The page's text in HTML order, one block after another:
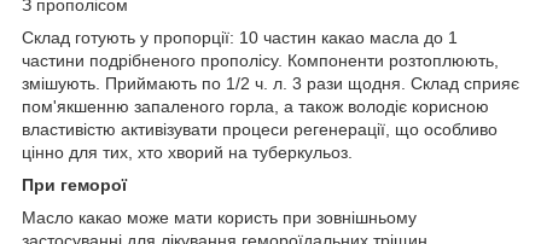
З прополісом
Склад готують у пропорції: 10 частин какао масла до 1
частини подрібненого прополісу. Компоненти розтоплюють,
змішують. Приймають по 1/2 ч. л. 3 рази щодня. Склад сприяє
пом'якшенню запаленого горла, а також володіє корисною
властивістю активізувати процеси регенерації, що особливо
цінно для тих, хто хворий на туберкульоз.
При геморої
Масло какао може мати користь при зовнішньому
застосуванні для лікування гемороїдальних тріщин.